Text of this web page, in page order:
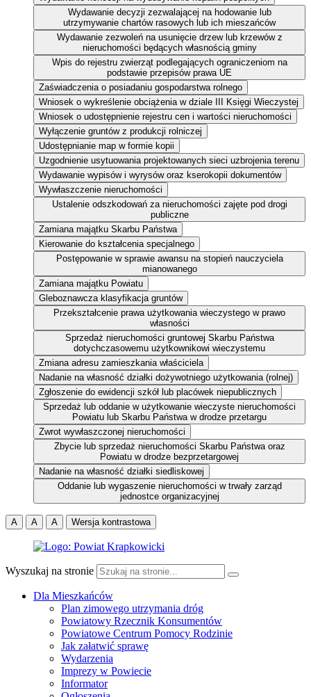
Wydawanie decyzji zezwalającej na hodowanie lub
utrzymywanie chartów rasowych lub ich mieszańców
Wydawanie zezwoleń na usunięcie drzew lub krzewów z
nieruchomości będących własnością gminy
Wpis do rejestru zwierząt podlegających ograniczeniom na
podstawie przepisów prawa UE
Zaświadczenia o posiadaniu gospodarstwa rolnego
Wniosek o wykreślenie obciążenia w dziale III Księgi Wieczystej
Wniosek o udostępnienie rejestru cen i wartości nieruchomości
Wyłączenie gruntów z produkcji rolniczej
Udostępnianie map w formie kopii
Uzgodnienie usytuowania projektowanych sieci uzbrojenia terenu
Wydawanie wypisów i wyrysów oraz kserokopii dokumentów
Wywłaszczenie nieruchomości
Ustalenie odszkodowań za nieruchomości zajęte pod drogi
publiczne
Zamiana majątku Skarbu Państwa
Kierowanie do kształcenia specjalnego
Postępowanie w sprawie awansu na stopień nauczyciela
mianowanego
Zamiana majątku Powiatu
Gleboznawcza klasyfikacja gruntów
Przekształcenie prawa użytkowania wieczystego w prawo
własności
Sprzedaż nieruchomości gruntowej Skarbu Państwa
dotychczasowemu użytkownikowi wieczystemu
Zmiana adresu zamieszkania właściciela
Nadanie na własność działki dożywotniego użytkowania (rolnej)
Zgłoszenie do ewidencji szkół lub placówek niepublicznych
Sprzedaż lub oddanie w użytkowanie wieczyste nieruchomości
Powiatu lub Skarbu Państwa w drodze przetargu
Zwrot wywłaszczonej nieruchomości
Zbycie lub sprzedaż nieruchomości Skarbu Państwa oraz
Powiatu w drodze bezprzetargowej
Nadanie na własność działki siedliskowej
Oddanie lub wygaszenie nieruchomości w trwały zarząd
jednostce organizacyjnej
A A A Wersja kontrastowa
Wyszukaj na stronie
Dla Mieszkańców
Plan zimowego utrzymania dróg
Powiatowy Rzecznik Konsumentów
Powiatowe Centrum Pomocy Rodzinie
Jak załatwić sprawę
Wydarzenia
Imprezy w Powiecie
Informator